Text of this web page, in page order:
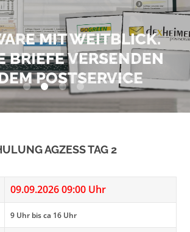
MIT WEITBLICK.
BRIEFE VERSENDEN
POSTSERVICE
0 1 2 3
AGZESS TAG 2
09.09.2026 09:00 Uhr
9 Uhr bis ca 16 Uhr